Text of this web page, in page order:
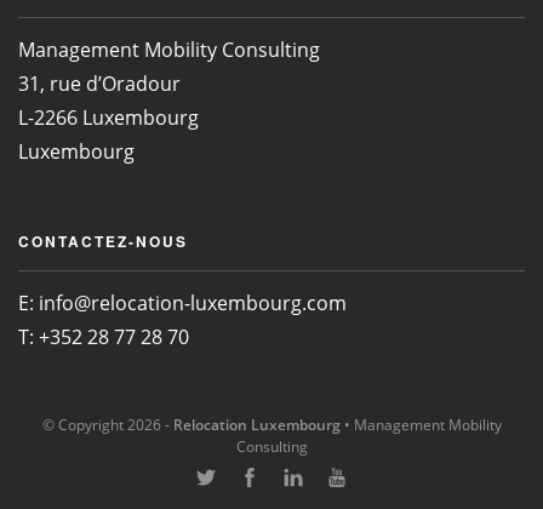
Management Mobility Consulting
31, rue d’Oradour
L-2266 Luxembourg
Luxembourg
CONTACTEZ-NOUS
E: info@relocation-luxembourg.com
T: +352 28 77 28 70
© Copyright 2026 - Relocation Luxembourg• Management Mobility
Consulting